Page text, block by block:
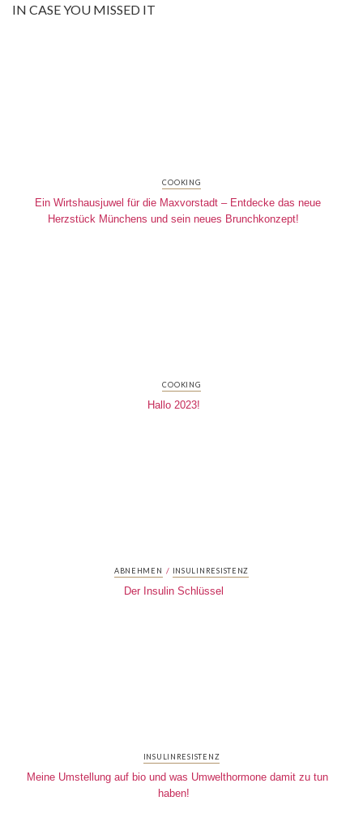
IN CASE YOU MISSED IT
COOKING
Ein Wirtshausjuwel für die Maxvorstadt – Entdecke das neue
Herzstück Münchens und sein neues Brunchkonzept!
COOKING
Hallo 2023!
ABNEHMEN / INSULINRESISTENZ
Der Insulin Schlüssel
INSULINRESISTENZ
Meine Umstellung auf bio und was Umwelthormone damit zu tun
haben!